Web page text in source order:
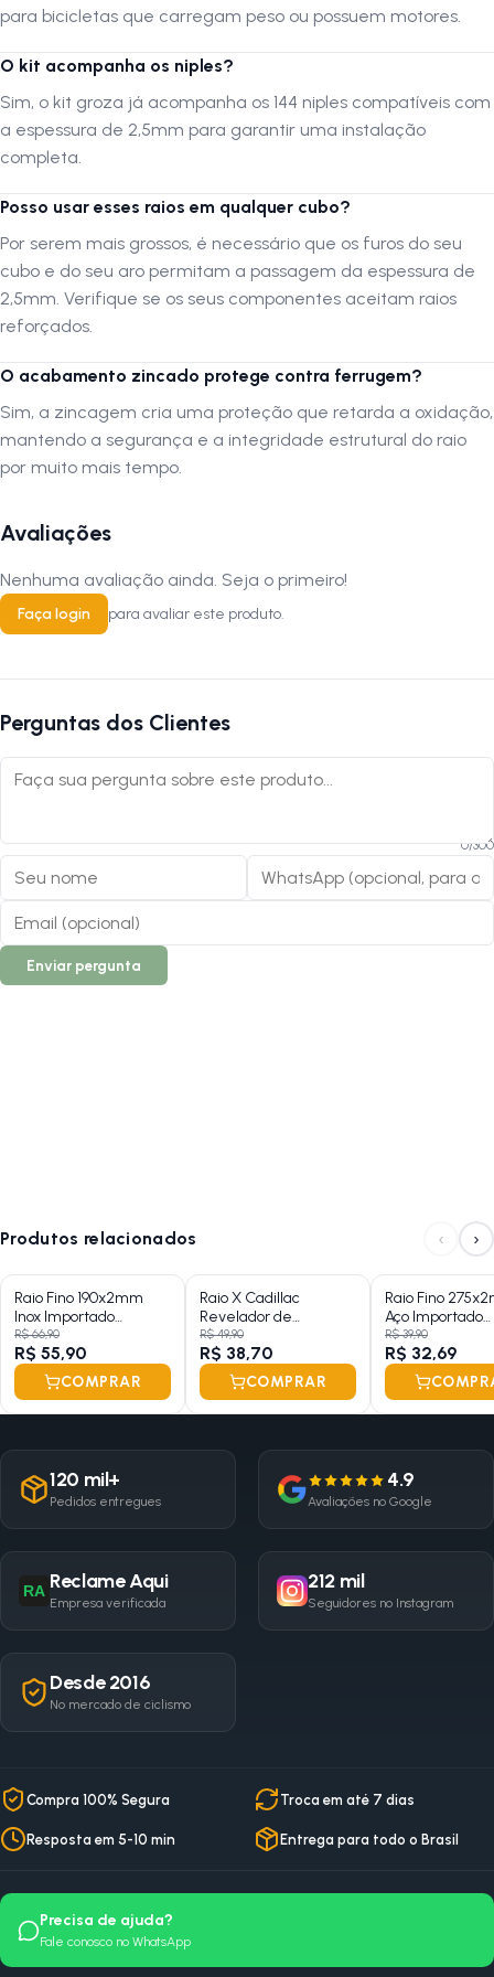
2,5mm é muito mais robusto, oferecendo maior resistência contra
carregam peso ou possuem motores. 3. O kit acompanha os niples?
R: Sim, o kit groza já acompanha os 144 niples compatíveis com a
espessura de 2,5mm para garantir uma instalação completa. 4. Posso
usar esses raios em qualquer cubo? R: Por serem mais grossos, é
necessário que os furos do seu cubo e do seu aro permitam a
passagem da espessura de 2,5mm. Verifique se os seus
componentes aceitam raios reforçados. 5. O acabamento zincado
protege contra ferrugem? R: Sim, a zincagem cria uma proteção que
retarda a oxidação, mantendo a segurança e a integridade estrutural
do raio por muito mais tempo. Siga-nos no Instagram: @lojanapista
Assista nosso canal no YouTube: Lojanapista
para bicicletas que carregam peso ou possuem motores.
O kit acompanha os niples?
Sim, o kit groza já acompanha os 144 niples compatíveis com
a espessura de 2,5mm para garantir uma instalação
completa.
Posso usar esses raios em qualquer cubo?
Por serem mais grossos, é necessário que os furos do seu
cubo e do seu aro permitam a passagem da espessura de
2,5mm. Verifique se os seus componentes aceitam raios
reforçados.
O acabamento zincado protege contra ferrugem?
Sim, a zincagem cria uma proteção que retarda a oxidação,
mantendo a segurança e a integridade estrutural do raio
por muito mais tempo.
Avaliações
Nenhuma avaliação ainda. Seja o primeiro!
Faça login para avaliar este produto.
Perguntas dos Clientes
0/300
Enviar pergunta
Produtos relacionados ‹ ›
Raio Fino 190x2mm
Inox Importado
Zincado 36 Raios
R$ 66,90
R$ 55,90
COMPRAR
Raio X Cadillac
Revelador de
Hologramas 650ML
R$ 49,90
R$ 38,70
COMPRAR
Raio Fino
Aço Importado
Zincado Groza
R$ 39,90
R$ 32,69
120 mil+
Pedidos entregues
4.9
Avaliações no Google
RA Reclame Aqui
Empresa verificada
212 mil
Seguidores no Instagram
Desde 2016
No mercado de ciclismo
Compra 100% Segura Troca em até 7 dias
Resposta em 5-10 min Entrega para todo o Brasil
Precisa de ajuda?
Fale conosco no WhatsApp